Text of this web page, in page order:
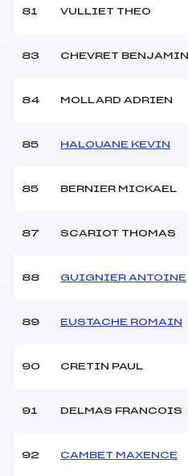
81 VULLIET THEO
83 CHEVRET BENJAMIN
84 MOLLARD ADRIEN
85 HALOUANE KEVIN
85 BERNIER MICKAEL
87 SCARIOT THOMAS
88 GUIGNIER ANTOINE
89 EUSTACHE ROMAIN
90 CRETIN PAUL
91 DELMAS FRANCOIS
92 CAMBET MAXENCE